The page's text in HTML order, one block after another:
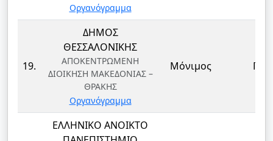
Οργανόγραμμα
19.
ΔΗΜΟΣ
ΘΕΣΣΑΛΟΝΙΚΗΣ
ΑΠΟΚΕΝΤΡΩΜΕΝΗ
ΔΙΟΙΚΗΣΗ ΜΑΚΕΔΟΝΙΑΣ –
ΘΡΑΚΗΣ
Οργανόγραμμα
Μόνιμος ΠΕ
ΕΛΛΗΝΙΚΟ ΑΝΟΙΚΤΟ